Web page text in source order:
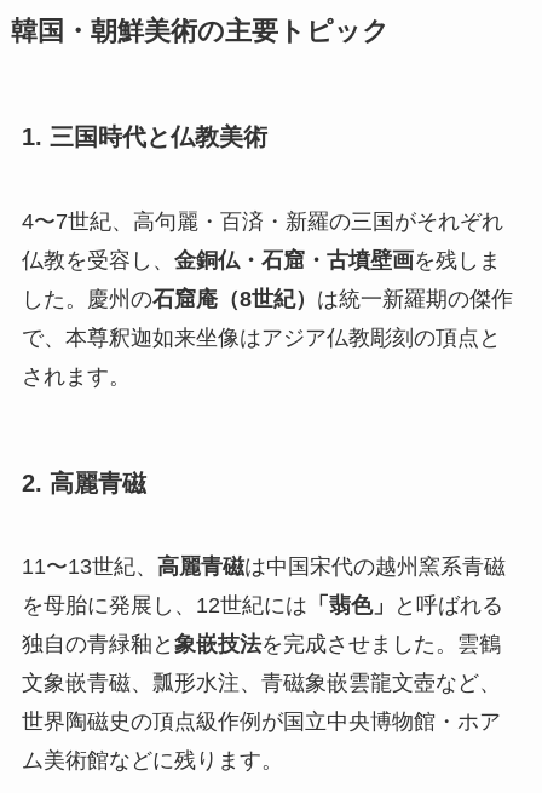
韓国・朝鮮美術の主要トピック
1. 三国時代と仏教美術
4〜7世紀、高句麗・百済・新羅の三国がそれぞれ
仏教を受容し、 金銅仏・石窟・古墳壁画を残しま
した。慶州の石窟庵（8世紀） は統一新羅期の傑作
で、本尊釈迦如来坐像はアジア仏教彫刻の頂点と
されます。
2. 高麗青磁
11〜13世紀、 高麗青磁は中国宋代の越州窯系青磁
を母胎に発展し、12世紀には 「翡色」
と呼ばれる
独自の青緑釉と 象嵌技法を完成させました。雲鶴
文象嵌青磁、瓢形水注、青磁象嵌雲龍文壺など、
世界陶磁史の頂点級作例が国立中央博物館・ホア
ム美術館などに残ります。